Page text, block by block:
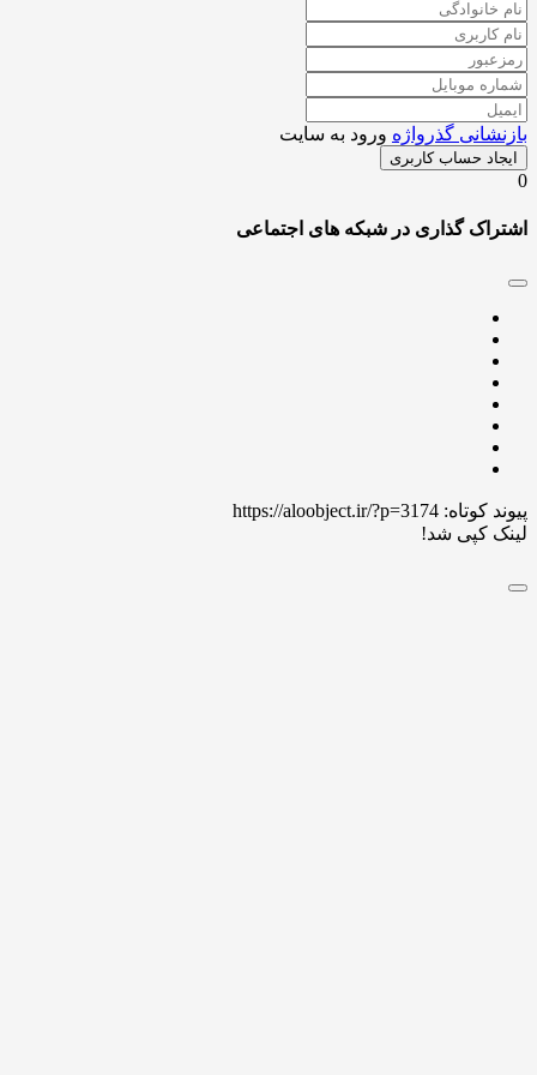
گذرواژه ورود به سایت
حساب کاربری
گذاری در شبکه های اجتماعی
کوتاه: https://aloobject.ir/?p=3174
کپی شد!